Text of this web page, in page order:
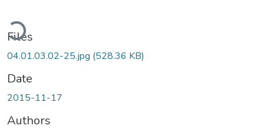
Files
04.01.03.02-25.jpg (528.36 KB)
Date
2015-11-17
Authors